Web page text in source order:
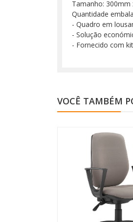
Tamanho: 300mm
Quantidade
- Quadro em
- Solução
- Fornecido com
VOCÊ TAMBÉM